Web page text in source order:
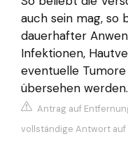
auch sein mag, so
dauerhafter
Infektionen,
eventuelle
übersehen werden.
Antrag auf
vollständige Antwort auf